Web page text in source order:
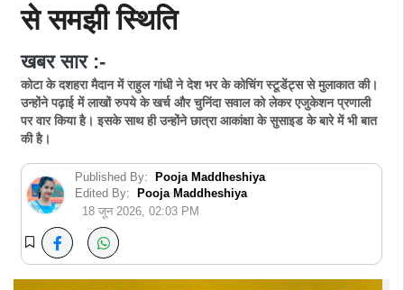
से समझी स्थिति
खबर सार :-
कोटा के दशहरा मैदान में राहुल गांधी ने देश भर के कोचिंग स्टूडेंट्स से मुलाकात की।
उन्होंने पढ़ाई में लाखों रुपये के खर्च और चुनिंदा सवाल को लेकर एजुकेशन प्रणाली
पर वार किया है। इसके साथ ही उन्होंने छात्रा आकांक्षा के सुसाइड के बारे में भी बात
की है।
Published By:
Pooja Maddheshiya
Edited By:
Pooja Maddheshiya
18 जून 2026, 02:03 PM